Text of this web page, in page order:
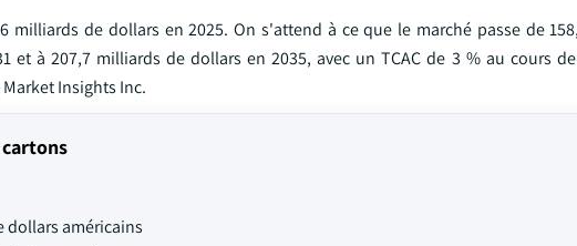
milliards de dollars en 2025. On s'attend à ce que le marché passe de
et à 207,7 milliards de dollars en 2035, avec un TCAC de 3 % au cours
Insights Inc.
dollars américains